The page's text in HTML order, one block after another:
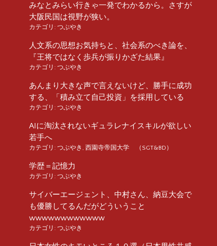
みなとみらい行きゃ一発でわかるから。さすが
大阪民国は視野が狭い。
カテゴリ: つぶやき
人文系の思想お気持ちと、社会系のべき論を、
『王将ではなく歩兵が振りかざた結果』
カテゴリ: つぶやき
あんまり大きな声で言えないけど、勝手に成功
する、「積み立て自己投資」を採用している
カテゴリ: つぶやき
AIに淘汰されないギュラレナイスキルが欲しい
若手へ
カテゴリ: つぶやき 西園寺帝国大学 （SGT&BD）
学歴＝記憶力
カテゴリ: つぶやき
サイバーエージェント、中村さん、納豆大会で
も優勝してるんだがどういうこと
wwwwwwwwwwww
カテゴリ: つぶやき